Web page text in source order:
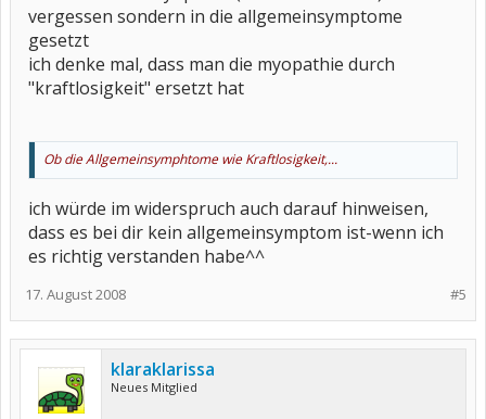
vergessen sondern in die allgemeinsymptome
gesetzt
ich denke mal, dass man die myopathie durch
"kraftlosigkeit" ersetzt hat
Ob die Allgemeinsymphtome wie Kraftlosigkeit,...
ich würde im widerspruch auch darauf hinweisen,
dass es bei dir kein allgemeinsymptom ist-wenn ich
es richtig verstanden habe^^
#5
17. August 2008
klaraklarissa
Neues Mitglied